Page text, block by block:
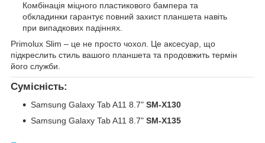
Комбінація міцного пластикового бампера та
обкладинки гарантує повний захист планшета навіть
при випадкових падіннях.
Primolux Slim – це не просто чохол. Це аксесуар, що
підкреслить стиль вашого планшета та продовжить термін
його служби.
Сумісність:
Samsung Galaxy Tab A11 8.7" SM-X130
Samsung Galaxy Tab A11 8.7" SM-X135